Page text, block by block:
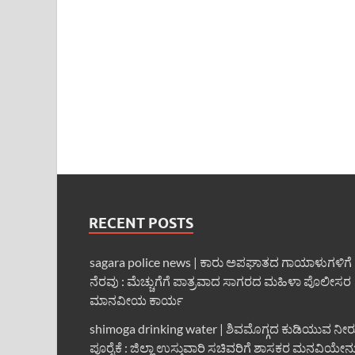
RECENT POSTS
sagara police news | ಕಾರು ಅಪಘಾತದ ಗಾಯಾಳುಗಳಿಗೆ
ನೆರವು : ಮೆಚ್ಚುಗೆಗೆ ಪಾತ್ರವಾದ ಸಾಗರದ ಮಹಿಳಾ ಪೊಲೀಸರ
ಮಾನವೀಯ ಕಾರ್ಯ
shimoga drinking water | ಶಿವಮೊಗ್ಗದ ಕುಡಿಯುವ
ಪೂರೈಕೆ : ಜಿಲ್ಲಾ ಉಸ್ತುವಾರಿ ಸಚಿವರಿಗೆ ಶಾಸಕರ